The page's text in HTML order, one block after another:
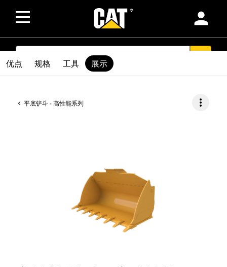
person
SEARCH
平底铲斗 - 高性能系列 more_vert
优点 规格 工具 展示